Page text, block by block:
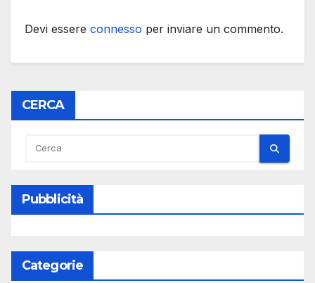
Devi essere connesso per inviare un commento.
CERCA
Pubblicità
Categorie